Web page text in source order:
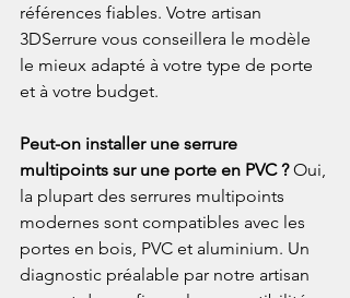
références fiables. Votre artisan
3DSerrure vous conseillera le modèle
le mieux adapté à votre type de porte
et à votre budget.
Peut-on installer une serrure
multipoints sur une porte en PVC ? Oui,
la plupart des serrures multipoints
modernes sont compatibles avec les
portes en bois, PVC et aluminium. Un
diagnostic préalable par notre artisan